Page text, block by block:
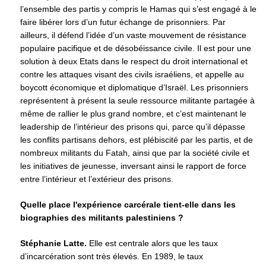
l’ensemble des partis y compris le Hamas qui s’est engagé à le
faire libérer lors d’un futur échange de prisonniers. Par
ailleurs, il défend l’idée d’un vaste mouvement de résistance
populaire pacifique et de désobéissance civile. Il est pour une
solution à deux Etats dans le respect du droit international et
contre les attaques visant des civils israéliens, et appelle au
boycott économique et diplomatique d’Israël. Les prisonniers
représentent à présent la seule ressource militante partagée à
même de rallier le plus grand nombre, et c’est maintenant le
leadership de l’intérieur des prisons qui, parce qu’il dépasse
les conflits partisans dehors, est plébiscité par les partis, et de
nombreux militants du Fatah, ainsi que par la société civile et
les initiatives de jeunesse, inversant ainsi le rapport de force
entre l’intérieur et l’extérieur des prisons.
Quelle place l'expérience carcérale tient-elle dans les
biographies des militants palestiniens ?
Stéphanie Latte. Elle est centrale alors que les taux
d’incarcération sont très élevés. En 1989, le taux